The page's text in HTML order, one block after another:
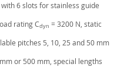
6 slots for stainless guide
rating Cdyn = 3200 N, static
pitches 5, 10, 25 and 50 mm
or 500 mm, special lengths